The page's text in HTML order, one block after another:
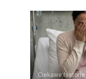
Ciekawe historie